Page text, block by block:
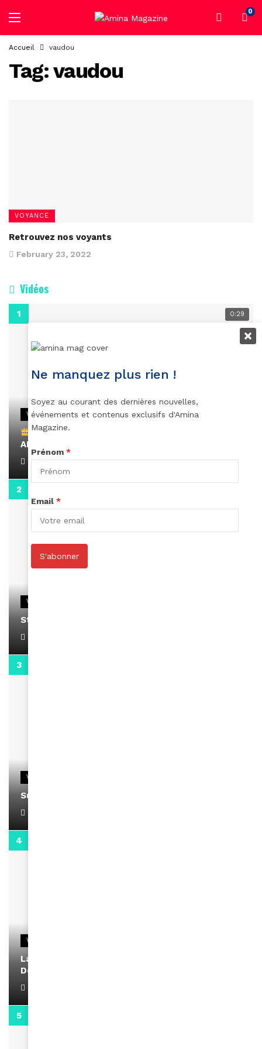
0
Accueil vaudou
Tag:vaudou
VOYANCE
Retrouvez nos voyants
February 23, 2022
Vidéos
0:29
VIDEOS
Remerciements à Ayden pour son message sur
AMINA, le Magazine de la Femme
April 1, 2022
VIDEOS
Stacy passe un message
VIDEOS
Support Black Business Wee-kend
VIDEOS
La rubrique santé speciale coronavirus du
Docteur Makanda
Ne manquez plus rien !
Soyez au courant des dernières nouvelles,
événements et contenus exclusifs d'Amina
Magazine.
Prénom *
Email *
S'abonner